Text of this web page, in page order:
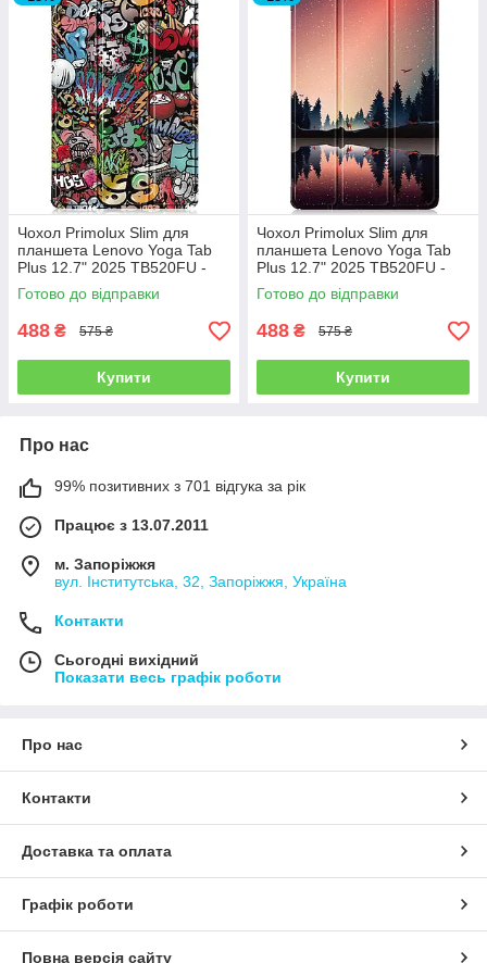
Чохол Primolux Slim для
планшета Lenovo Yoga Tab
Plus 12.7" 2025 TB520FU -
Graffiti
Готово до відправки
488 ₴ 575 ₴
Купити
Чохол Primolux Slim для
планшета Lenovo Yoga Tab
Plus 12.7" 2025 TB520FU -
Nature
Готово до відправки
488 ₴ 575 ₴
Купити
Про нас
99% позитивних з 701 відгука за рік
Працює з 13.07.2011
м. Запоріжжя
вул. Інститутська, 32, Запоріжжя, Україна
Контакти
Сьогодні вихідний
Показати весь графік роботи
Про нас
Контакти
Доставка та оплата
Графік роботи
Повна версія сайту